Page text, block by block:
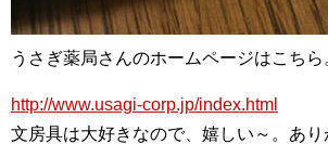
うさぎ薬局さんのホームページはこちら
http://www.usagi-corp.jp/index.html
文房具は大好きなので、嬉しい～。あり